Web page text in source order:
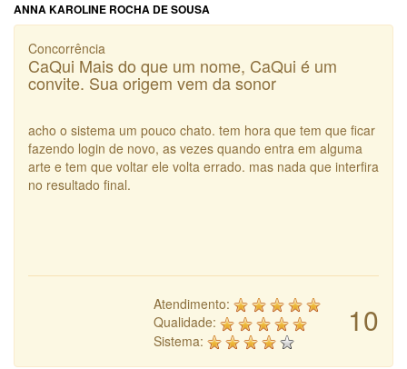
ANNA KAROLINE ROCHA DE SOUSA
Concorrência
CaQui Mais do que um nome, CaQui é um
convite. Sua origem vem da sonor
acho o sistema um pouco chato. tem hora que tem que ficar
fazendo login de novo, as vezes quando entra em alguma
arte e tem que voltar ele volta errado. mas nada que interfira
no resultado final.
10
Atendimento:
Qualidade:
Sistema: